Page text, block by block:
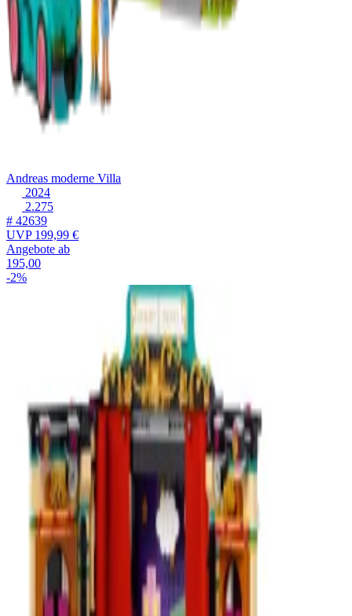
Andreas moderne Villa
2024
2.275
# 42639
UVP199,99 €
Angebote ab
195,00
-2%